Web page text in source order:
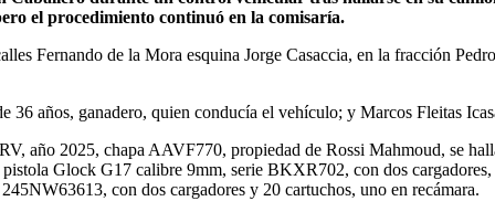
el procedimiento continuó en la comisaría.
Fernando de la Mora esquina Jorge Casaccia, en la fracción
años, ganadero, quien conducía el vehículo; y Marcos Fleitas
año 2025, chapa AAVF770, propiedad de Rossi Mahmoud, se
Glock G17 calibre 9mm, serie BKXR702, con dos
con dos cargadores y 20 cartuchos, uno en recámara.